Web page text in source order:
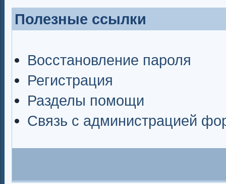
Полезные ссылки
Восстановление пароля
Регистрация
Разделы помощи
Связь с администрацией